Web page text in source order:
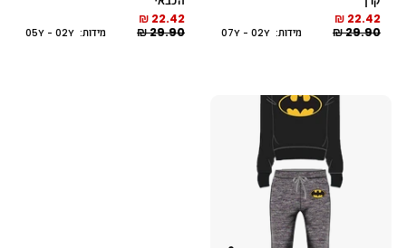
22.42 ₪
29.90 ₪
מידות: 07Y - 02Y
22.42 ₪
29.90 ₪
מידות: 05Y - 02Y